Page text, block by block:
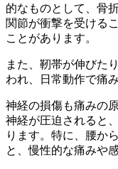
的なものとして、骨
関節が衝撃を受ける
ことがあります。
また、靭帯が伸びた
われ、日常動作で痛
神経の損傷も痛みの
神経が圧迫されると
ります。特に、腰か
と、慢性的な痛みや